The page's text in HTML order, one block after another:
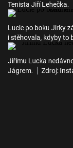
Tenista Jiří Lehečka.
Lucie po boku Jirky
i stěhovala, kdyby to
Jiřímu Lucka
Jágrem.
Zdroj: